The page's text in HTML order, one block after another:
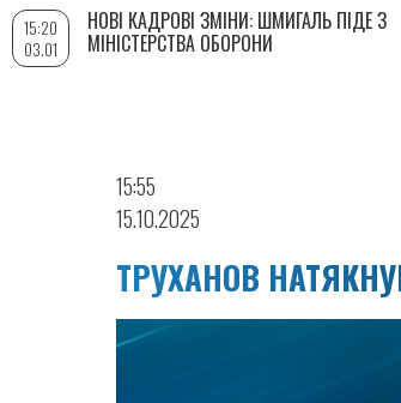
15:55
15.10.2025
ТРУХАНОВ
15:20
03.01
НОВІ КАДРОВІ ЗМІНИ: ШМИГАЛЬ ПІДЕ З
МІНІСТЕРСТВА ОБОРОНИ